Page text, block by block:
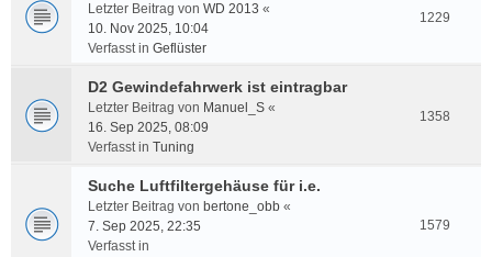
Letzter Beitrag von WD 2013 «
10. Nov 2025, 10:04
Verfasst in Geflüster
1229
D2 Gewindefahrwerk ist eintragbar
Letzter Beitrag von Manuel_S «
16. Sep 2025, 08:09
Verfasst in Tuning
1358
Suche Luftfiltergehäuse für i.e.
Letzter Beitrag von bertone_obb «
7. Sep 2025, 22:35
Verfasst in
1579